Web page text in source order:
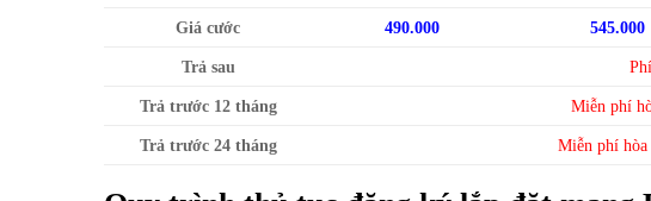
Giá cước 490.000 545.000
Trả sau
Trả trước 12 tháng Miễn phí
Trả trước 24 tháng Miễn phí